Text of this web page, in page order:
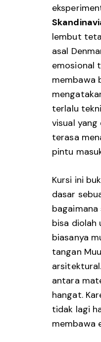
lembut
asal
emosional
membawa
terlalu
visual
terasa
pintu
Kursi ini
dasar
bisa diolah
biasanya
tangan
antara
hangat.
tidak lagi
membawa